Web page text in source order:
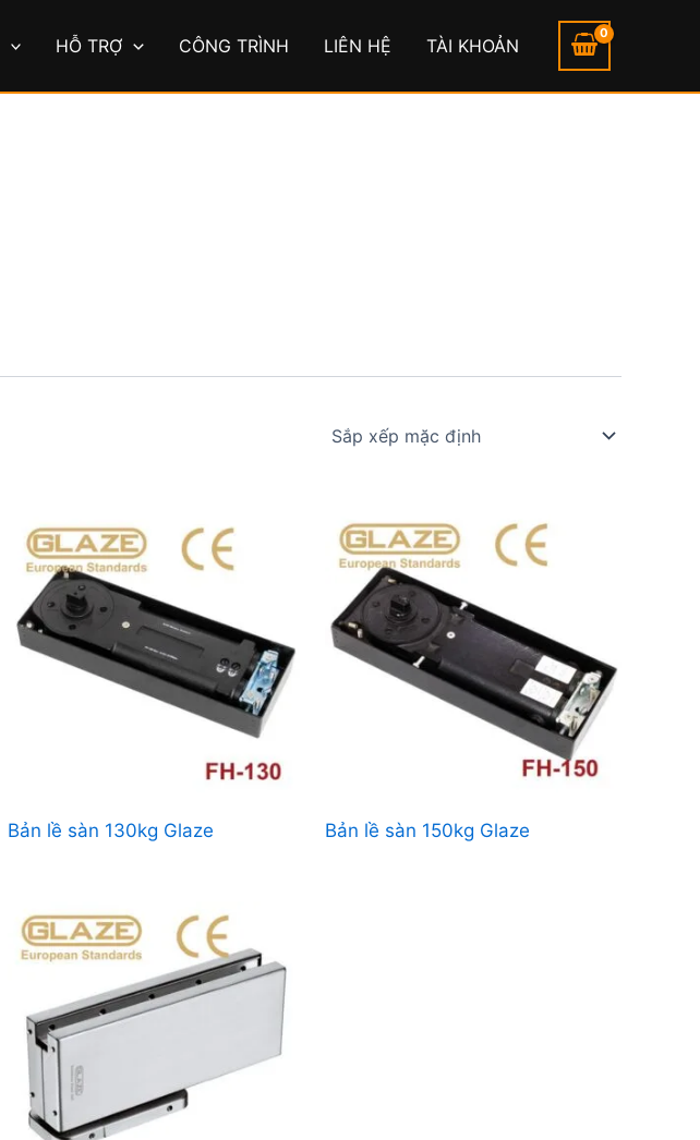
HỖ TRỢ CÔNG TRÌNH LIÊN HỆ TÀI KHOẢN
Bản lề sàn 130kg Glaze Bản lề sàn 150kg Glaze